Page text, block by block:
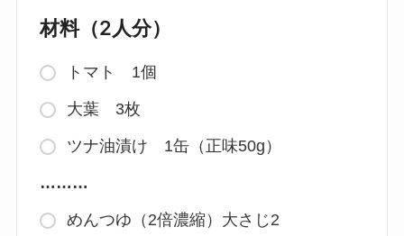
材料（2人分）
トマト 1個
大葉 3枚
ツナ油漬け 1缶（正味50g）
………
めんつゆ（2倍濃縮）大さじ2